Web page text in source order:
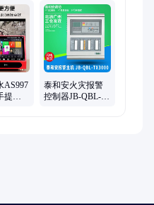
、落地式音箱、根雕木雕、检
压屏机、制粒机、手推式洗
粉石磨机、汽油打药机、智
AS997
提
泰和安火灾报警
控制器JB-QBL-